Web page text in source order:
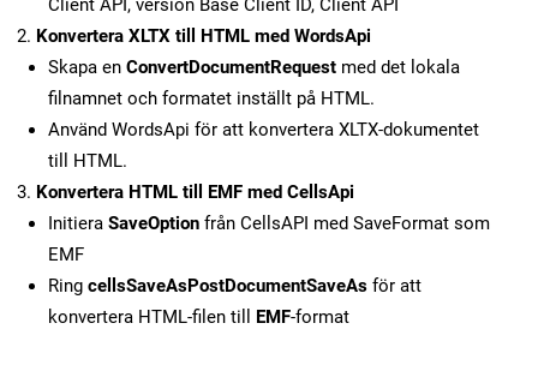
Client API, version Base Client ID, Client API
Konvertera XLTX till HTML med WordsApi
Skapa en ConvertDocumentRequest med det lokala
filnamnet och formatet inställt på HTML.
Använd WordsApi för att konvertera XLTX-dokumentet
till HTML.
Konvertera HTML till EMF med CellsApi
Initiera SaveOption från CellsAPI med SaveFormat som
EMF
Ring cellsSaveAsPostDocumentSaveAs för att
konvertera HTML-filen till EMF-format